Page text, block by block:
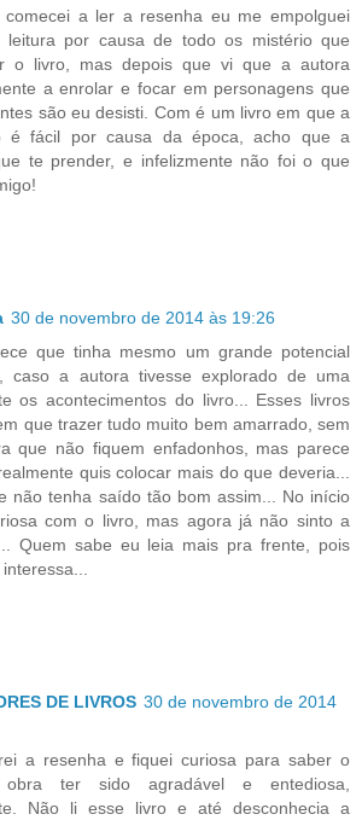
comecei a ler a resenha eu me empolguei
leitura por causa de todo os mistério que
o livro, mas depois que vi que a autora
a enrolar e focar em personagens que
são eu desisti. Com é um livro em que a
é fácil por causa da época, acho que a
te prender, e infelizmente não foi o que
30 de novembro de 2014 às 19:26
que tinha mesmo um grande potencial
caso a autora tivesse explorado de uma
os acontecimentos do livro... Esses livros
que trazer tudo muito bem amarrado, sem
que não fiquem enfadonhos, mas parece
quis colocar mais do que deveria...
não tenha saído tão bom assim... No início
com o livro, mas agora já não sinto a
Quem sabe eu leia mais pra frente, pois
DE LIVROS 30 de novembro de 2014
a resenha e fiquei curiosa para saber o
ter sido agradável e entediosa,
Não li esse livro e até desconhecia a